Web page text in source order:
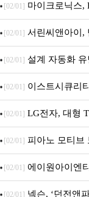
[02/01] 마이크로닉스,
시
[02/01] 서린씨앤아이,
5600MHz 16GB 출시
[02/01] 설계 자동화
무상 배포
[02/01] 이스트시큐리
세대 AI 보안 플랫폼
[02/01] LG전자, 대형
[02/01] 피아노 모티브
출시
[02/01] 에이원아이엔
음.ZIP' 이벤트 진행
[02/01] 넥슨, ‘던전앤